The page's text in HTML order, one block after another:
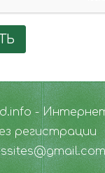
-
регистрации